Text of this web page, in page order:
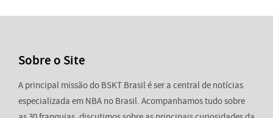
Sobre o Site
A principal missão do BSKT Brasil é ser a central de notícias
especializada em NBA no Brasil. Acompanhamos tudo sobre